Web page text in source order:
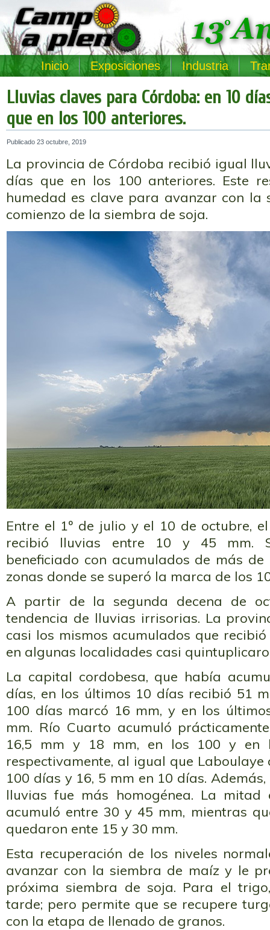
Inicio Exposiciones Industria
Lluvias claves para Córdoba: en 10
que en los 100 anteriores.
Publicado 23 octubre, 2019
La provincia de Córdoba recibió igual
días que en los 100 anteriores. Este
humedad es clave para avanzar con la
comienzo de la siembra de soja.
Entre el 1º de julio y el 10 de octubre,
recibió lluvias entre 10 y 45 mm.
beneficiado con acumulados de más
zonas donde se superó la marca de los
A partir de la segunda decena de
tendencia de lluvias irrisorias. La
casi los mismos acumulados que
en algunas localidades casi
La capital cordobesa, que había
días, en los últimos 10 días recibió 51
100 días marcó 16 mm, y en los
mm. Río Cuarto acumuló
16,5 mm y 18 mm, en los 100 y en
respectivamente, al igual que
100 días y 16, 5 mm en 10 días.
lluvias fue más homogénea. La
acumuló entre 30 y 45 mm, mientras
quedaron ente 15 y 30 mm.
Esta recuperación de los niveles
avanzar con la siembra de maíz y le
próxima siembra de soja. Para el
tarde; pero permite que se recupere
con la etapa de llenado de granos.